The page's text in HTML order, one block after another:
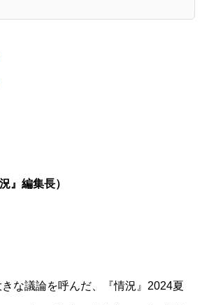
』編集長）
な議論を呼んだ、『情況』2024夏